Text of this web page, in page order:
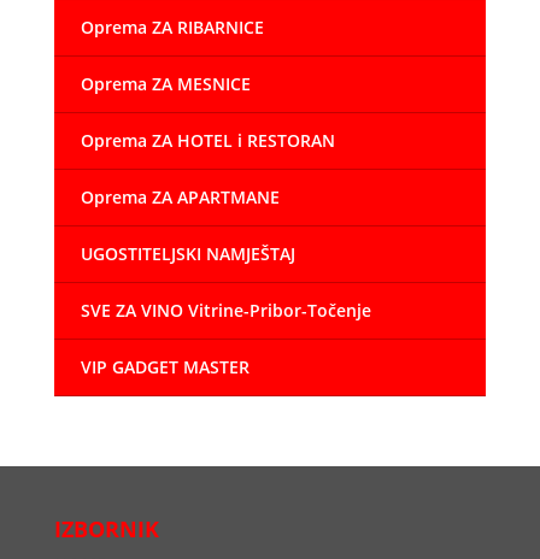
Oprema ZA RIBARNICE
Oprema ZA MESNICE
Oprema ZA HOTEL i RESTORAN
Oprema ZA APARTMANE
UGOSTITELJSKI NAMJEŠTAJ
SVE ZA VINO Vitrine-Pribor-Točenje
VIP GADGET MASTER
IZBORNIK